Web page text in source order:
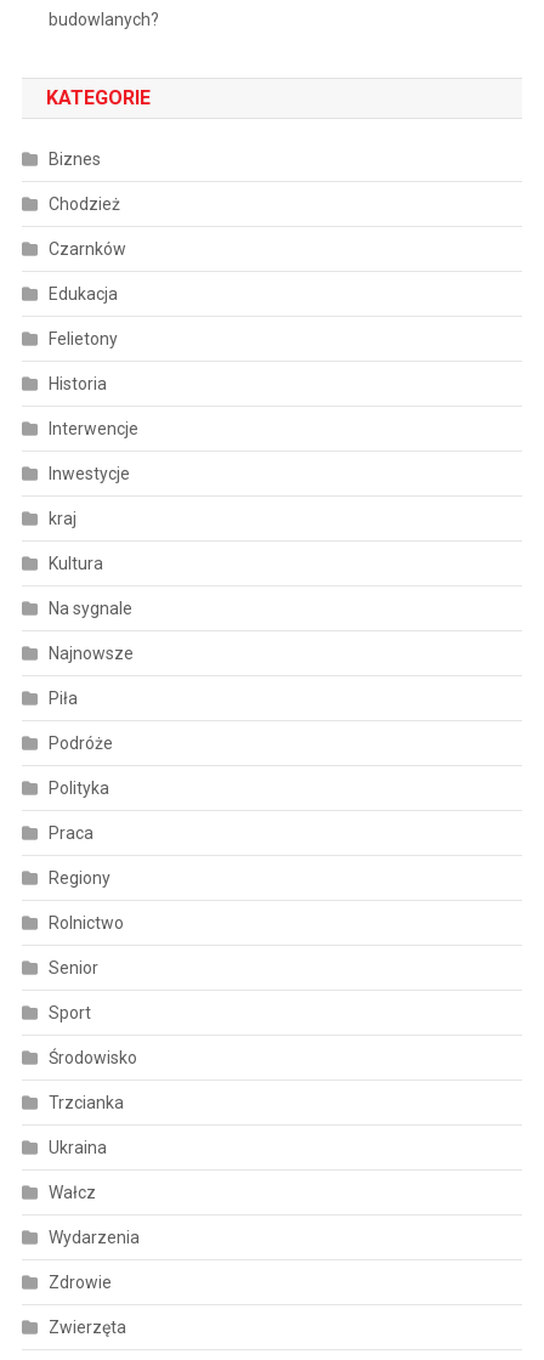
budowlanych?
KATEGORIE
Biznes
Chodzież
Czarnków
Edukacja
Felietony
Historia
Interwencje
Inwestycje
kraj
Kultura
Na sygnale
Najnowsze
Piła
Podróże
Polityka
Praca
Regiony
Rolnictwo
Senior
Sport
Środowisko
Trzcianka
Ukraina
Wałcz
Wydarzenia
Zdrowie
Zwierzęta